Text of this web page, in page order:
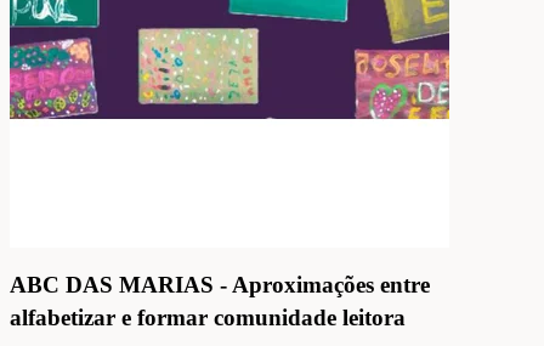
ABC DAS MARIAS - Aproximações entre
alfabetizar e formar comunidade leitora